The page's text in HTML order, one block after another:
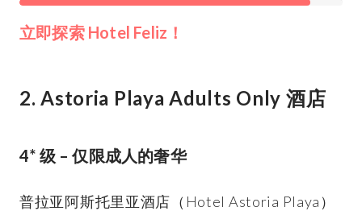
立即探索 Hotel Feliz！
2. Astoria Playa Adults Only 酒店
4* 级 – 仅限成人的奢华
普拉亚阿斯托里亚酒店（Hotel Astoria Playa）